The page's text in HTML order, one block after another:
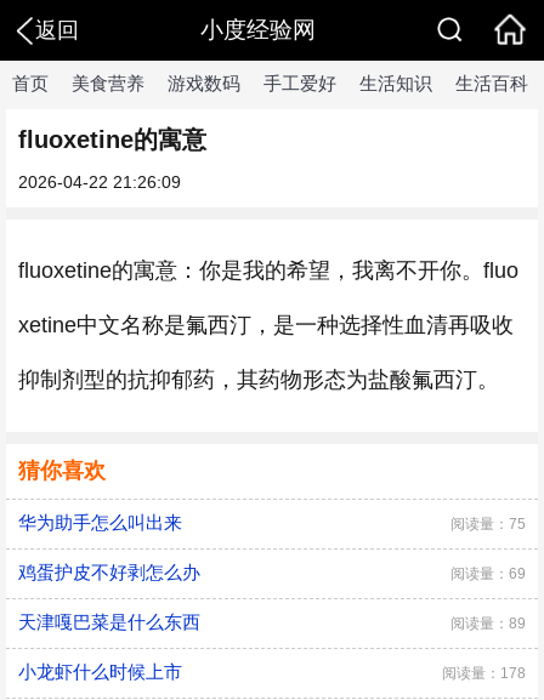
返回 小度经验网
首页 美食营养 游戏数码 手工爱好 生活知识 生活百科
fluoxetine的寓意
2026-04-22 21:26:09
fluoxetine的寓意：你是我的希望，我离不开你。fluo
xetine中文名称是氟西汀，是一种选择性血清再吸收
抑制剂型的抗抑郁药，其药物形态为盐酸氟西汀。
猜你喜欢
华为助手怎么叫出来 阅读量：75
鸡蛋护皮不好剥怎么办 阅读量：69
天津嘎巴菜是什么东西 阅读量：89
小龙虾什么时候上市 阅读量：178